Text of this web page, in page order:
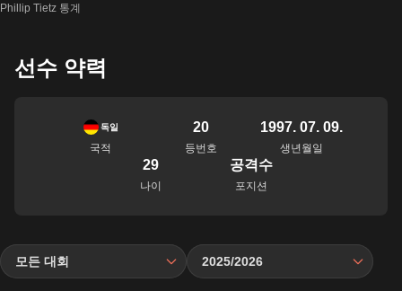
Phillip Tietz 통계
선수 약력
독일
국적
20
등번호
1997. 07. 09.
생년월일
29
나이
공격수
포지션
모든 대회 2025/2026